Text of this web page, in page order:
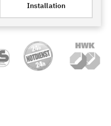
Installation